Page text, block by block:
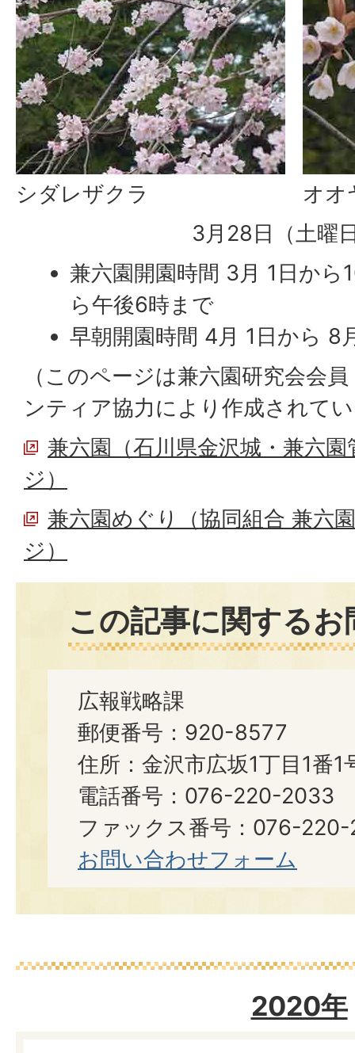
シダレザクラ
オオ
3月28日（土曜
兼六園開園時間 3月 1日から
ら午後6時まで
早朝開園時間 4月 1日から 8
（このページは兼六園研究会会
ンティア協力により作成されて
兼六園（石川県金沢城・兼六
ジ）
兼六園めぐり（協同組合 兼六
ジ）
この記事に関する
広報戦略課
郵便番号：920-8577
住所：金沢市広坂1丁目1番1
電話番号：076-220-2033
ファックス番号：076-
お問い合わせフォーム
2020年